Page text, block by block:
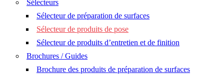
Sélecteurs
Sélecteur de préparation de surfaces
Sélecteur de produits de pose
Sélecteur de produits d’entretien et de finition
Brochures / Guides
Brochure des produits de préparation de surfaces